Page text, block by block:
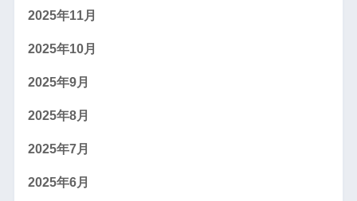
2025年11月
2025年10月
2025年9月
2025年8月
2025年7月
2025年6月